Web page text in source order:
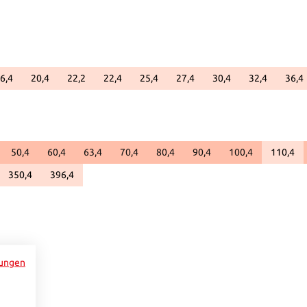
verfügbar.)
nicht verfügbar.)
ist zurzeit nicht verfügbar.)
(Diese Option ist zurzeit nicht verfügbar.)
20,4(Diese Option ist zurzeit nicht verfügbar.)
22,2(Diese Option ist zurzeit nicht verfügbar.)
22,4(Diese Option ist zurzeit nicht verfügbar.)
25,4(Diese Option ist zurzeit nicht verfügbar.)
27,4(Diese Option ist zurzeit nicht
30,4(Diese Option ist
32,4(Diese 36,4
nicht verfügbar.)
50,4 60,4 63,4 70,4 80,4 90,4 100,4 110,4
nicht verfügbar.)
350,4(Diese Option ist zurzeit nicht verfügbar.)
396,4(Diese Option ist zurzeit nicht verfügbar.)